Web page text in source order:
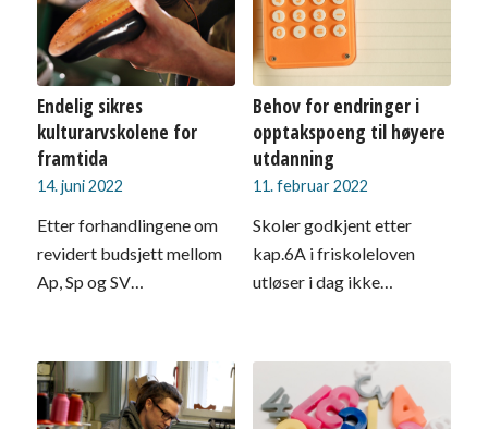
Endelig sikres
kulturarvskolene for
framtida
14. juni 2022
Etter forhandlingene om
revidert budsjett mellom
Ap, Sp og SV…
Behov for endringer i
opptakspoeng til høyere
utdanning
11. februar 2022
Skoler godkjent etter
kap.6A i friskoleloven
utløser i dag ikke…